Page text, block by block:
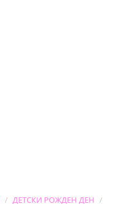
ДЕТСКИ РОЖДЕН ДЕН